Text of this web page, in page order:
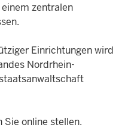
zentralen
Einrichtungen wird
Nordrhein-
Sie online stellen.